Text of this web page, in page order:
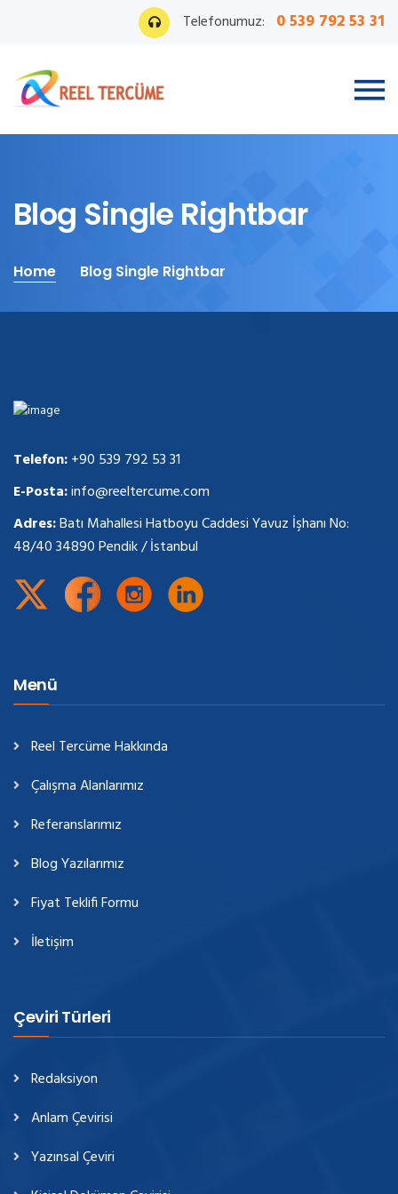
Telefonumuz: 0 539 792 53 31
Blog Single Rightbar
Home Blog Single Rightbar
Telefon:+90 539 792 53 31
E-Posta:info@reeltercume.com
Adres:Batı Mahallesi Hatboyu Caddesi Yavuz İşhanı No:
48/40 34890 Pendik / İstanbul
Menü
Reel Tercüme Hakkında
Çalışma Alanlarımız
Referanslarımız
Blog Yazılarımız
Fiyat Teklifi Formu
İletişim
Çeviri Türleri
Redaksiyon
Anlam Çevirisi
Yazınsal Çeviri